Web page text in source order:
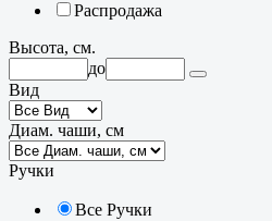
Распродажа
Высота, см.
до
Вид
Диам. чаши, см
Ручки
Все Ручки